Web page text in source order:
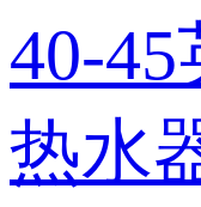
40-
热水